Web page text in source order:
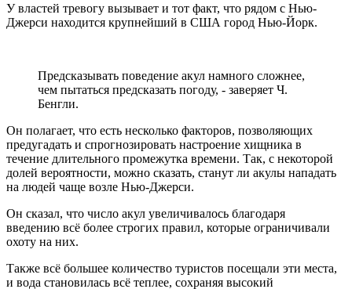
У властей тревогу вызывает и тот факт, что рядом с Нью-
Джерси находится крупнейший в США город Нью-Йорк.
Предсказывать поведение акул намного сложнее,
чем пытаться предсказать погоду, - заверяет Ч.
Бенгли.
Он полагает, что есть несколько факторов, позволяющих
предугадать и спрогнозировать настроение хищника в
течение длительного промежутка времени. Так, с некоторой
долей вероятности, можно сказать, станут ли акулы нападать
на людей чаще возле Нью-Джерси.
Он сказал, что число акул увеличивалось благодаря
введению всё более строгих правил, которые ограничивали
охоту на них.
Также всё большее количество туристов посещали эти места,
и вода становилась всё теплее, сохраняя высокий